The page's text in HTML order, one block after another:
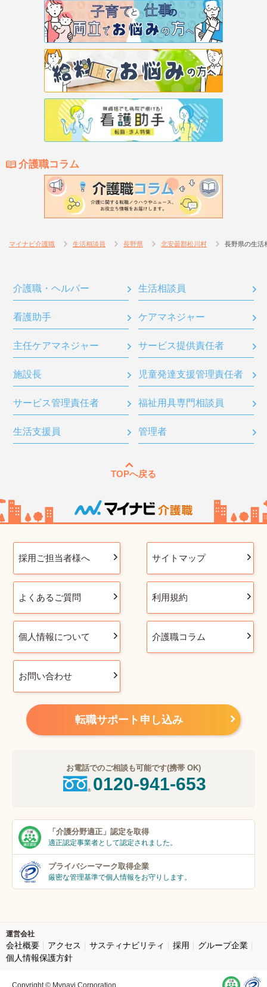
介護職コラム
マイナビ介護職 生活相談員 長野県 北安曇郡松川村 長野県の生活
介護職・ヘルパー 生活相談員
看護助手 ケアマネジャー
主任ケアマネジャー サービス提供責任者
施設長 児童発達支援管理責任者
サービス管理責任者 福祉用具専門相談員
生活支援員 管理者
TOPへ戻る
採用ご担当者様へ サイトマップ
よくあるご質問 利用規約
個人情報について 介護職コラム
お問い合わせ
転職サポート申し込み
お電話でのご相談も可能です(携帯 OK)
0120-941-653
「介護分野適正」 認定を取得
適正認定事業者として認定されました。
プライバシーマーク取得企業
厳密な管理基準で個人情報をお守りします。
運営会社
会社概要 アクセス サスティナビリティ 採用
グループ企業
個人情報保護方針
Copyright © Mynavi Corporation